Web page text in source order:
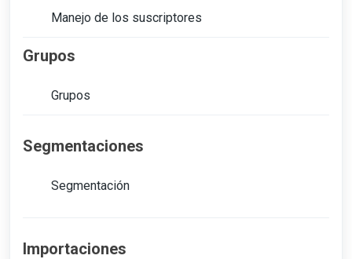
Manejo de los suscriptores
Grupos
Grupos
Segmentaciones
Segmentación
Importaciones